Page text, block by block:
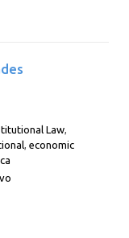
Law
,economic